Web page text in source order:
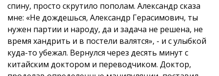
спину, просто скрутило пополам. Александр сказа
мне: «Не дождешься, Александр Герасимович, ты
нужен партии и народу, да и задача не решена, не
время хандрить и в постели валятся», - и с улыбкой
куда-то убежал. Вернулся через десять минут с
китайским доктором и переводчиком. Доктор,